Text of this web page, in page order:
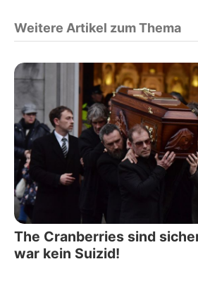
Weitere Artikel zum Thema
The Cranberries sind
war kein Suizid!